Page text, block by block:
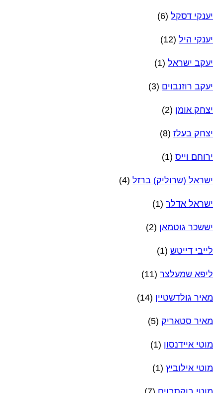
יענקי דסקל (6)
יענקי היל (12)
יעקב ישראל (1)
יעקב רוזנבוים (3)
יצחק אומן (2)
יצחק בעלז (8)
ירוחם וייס (1)
ישראל (שרוליק) ברזל (4)
ישראל אדלר (1)
יששכר גוטמאן (2)
לייבי דייטש (1)
ליפא שמעלצר (11)
מאיר גולדשטיין (14)
מאיר סטאריק (5)
מוטי איידנסון (1)
מוטי אילוביץ (1)